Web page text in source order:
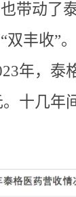
带动了
双丰收”
年，泰
十几年